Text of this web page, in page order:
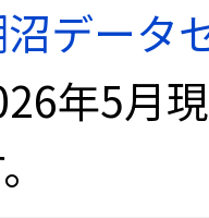
データ
年5月